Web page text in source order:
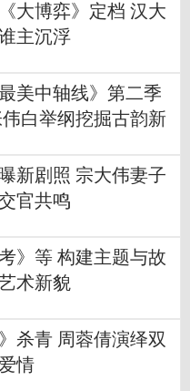
大博弈》定档 汉大
主沉浮
美中轴线》第二季
白举纲挖掘古韵新
新剧照 宗大伟妻子
官共鸣
》等 构建主题与故
术新貌
杀青 周蓉倩演绎双
情